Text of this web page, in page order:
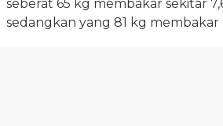
seberat 65 kg membakar sekitar
sedangkan yang 81 kg membakar